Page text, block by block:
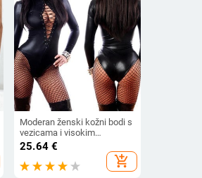
Moderan ženski kožni bodi s
vezicama i visokim
ovratnikom
25.64 €
add_shopping_cart